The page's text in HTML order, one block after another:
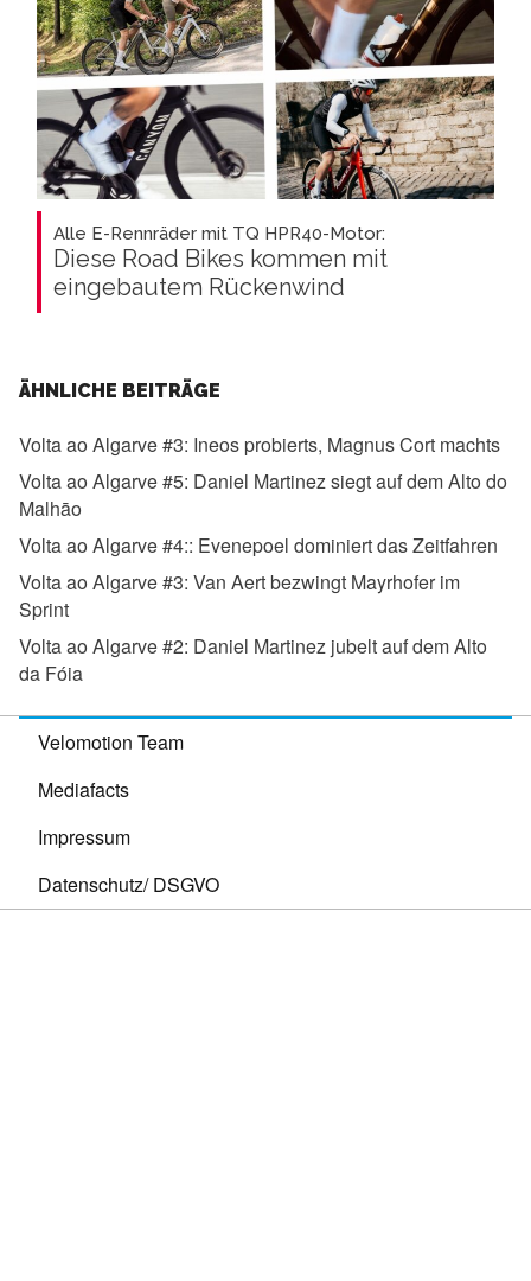
Alle E-Rennräder mit TQ HPR40-Motor:
Diese Road Bikes kommen mit
eingebautem Rückenwind
ÄHNLICHE BEITRÄGE
Volta ao Algarve #3: Ineos probierts, Magnus Cort machts
Volta ao Algarve #5: Daniel Martinez siegt auf dem Alto do
Malhāo
Volta ao Algarve #4:: Evenepoel dominiert das Zeitfahren
Volta ao Algarve #3: Van Aert bezwingt Mayrhofer im
Sprint
Volta ao Algarve #2: Daniel Martinez jubelt auf dem Alto
da Fóia
Velomotion Team
Mediafacts
Impressum
Datenschutz/ DSGVO